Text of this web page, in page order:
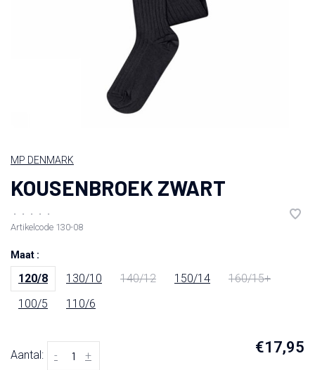
MP DENMARK
KOUSENBROEK ZWART
• • • •
•
Artikelcode 130-08
Maat :
120/8 130/10 140/12 150/14
160/15+
100/5
110/6
Aantal: +
- €17,95